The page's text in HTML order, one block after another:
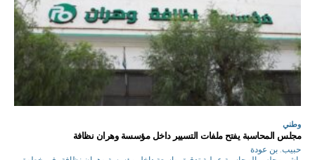
وطني
مجلس المحاسبة يفتح ملفات التسيير داخل مؤسسة وهران نظافة
حبيب. بن عودة